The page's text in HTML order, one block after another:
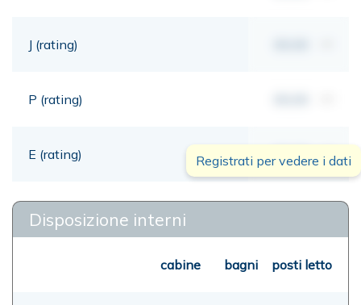
J (rating)
P (rating)
E (rating) 00,00 mt
Registrati per vedere i dati
Disposizione interni
cabine bagni posti letto